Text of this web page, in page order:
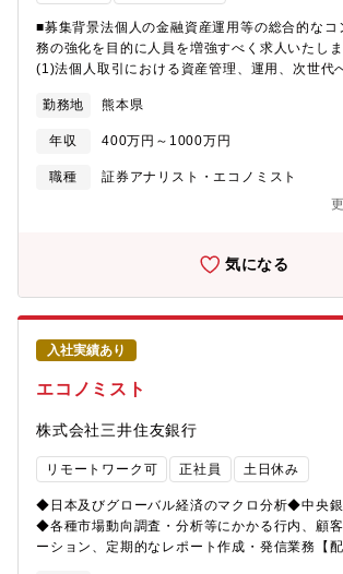
■募集背景法個人の金融資産運用等の総合的なコ
務の強化を目的に人員を増強すべく求人いたし
(1)法個人取引における資産管理、運用、次世代
人取引における総合的なコンサルティングの実
援、指導(4)金融商品等の販売業務、金融商品仲
務、相続・資産承継商品等の顧客説明に係る支
事務、諸手続き、情報の収集、提供(5)信託業務
勤務地 熊本県
年収 400万円～1000万円
職種
証券アナリスト・エコノミスト
気になる
入社実績あり
エコノミスト
株式会社三井住友銀行
リモートワーク可 正社員 土日休み
◆日本及びグローバル経済のマクロ分析◆中央
◆各種市場動向調査・分析等にかかる行内、顧
ーション、定期的なレポート作成・発信業務【